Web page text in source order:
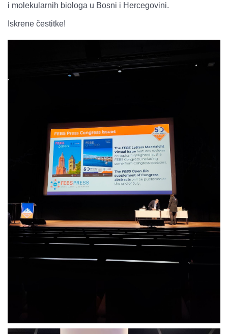
i molekularnih biologa u Bosni i Hercegovini.
Iskrene čestitke!